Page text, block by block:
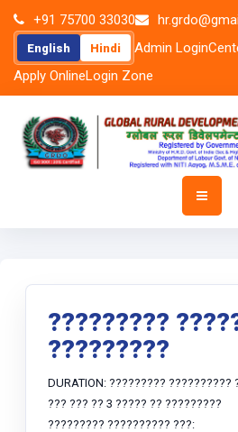
+91 75700 33030
English Hindi Admin Login
Apply OnlineLogin Zone
?????????
?????????
DURATION: ????????? ??????????
??? ??? ?? 3 ????? ?? ?????????
????????? ?????????? ???: